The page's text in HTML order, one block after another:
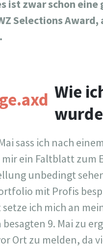
ist zwar schon
Selections
Wie
wurde
sass ich nach
mir ein Faltblatt zum
unbedingt
mit Profis
ich mich an
besagten 9. Mai zu
Ort zu melden, da